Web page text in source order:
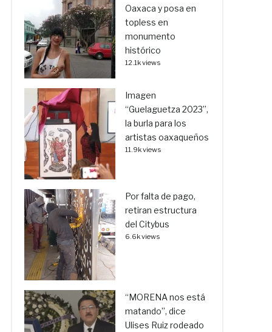
Oaxaca y posa en
topless en
monumento
histórico
12.1k views
Imagen
“Guelaguetza 2023”,
la burla para los
artistas oaxaqueños
11.9k views
Por falta de pago,
retiran estructura
del Citybus
6.6k views
“MORENA nos está
matando”, dice
Ulises Ruiz rodeado